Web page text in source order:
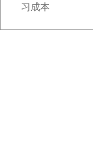
习成本